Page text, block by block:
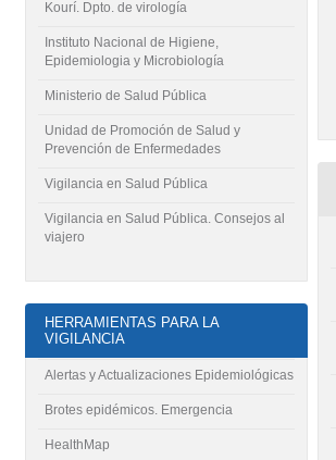
Kourí. Dpto. de virología
Instituto Nacional de Higiene,
Epidemiologia y Microbiología
Ministerio de Salud Pública
Unidad de Promoción de Salud y
Prevención de Enfermedades
Vigilancia en Salud Pública
Vigilancia en Salud Pública. Consejos al
viajero
HERRAMIENTAS PARA LA
VIGILANCIA
Alertas y Actualizaciones Epidemiológicas
Brotes epidémicos. Emergencia
HealthMap